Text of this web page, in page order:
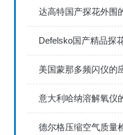
达高特国产探花外围的
美国蒙那多频闪仪的
意大利哈纳溶解氧仪的